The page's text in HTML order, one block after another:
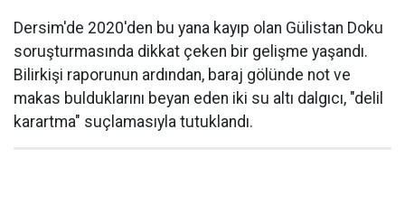
Dersim'de 2020'den bu yana kayıp olan Gülistan Doku
soruşturmasında dikkat çeken bir gelişme yaşandı.
Bilirkişi raporunun ardından, baraj gölünde not ve
makas bulduklarını beyan eden iki su altı dalgıcı, "delil
karartma" suçlamasıyla tutuklandı.